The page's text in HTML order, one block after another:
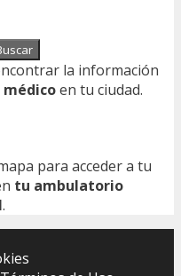
la información
en tu ciudad.
para acceder a tu
tu ambulatorio
.